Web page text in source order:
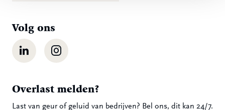
Volg ons
LinkedIn Instagram
Overlast melden?
Last van geur of geluid van bedrijven? Bel ons, dit kan 24/7.